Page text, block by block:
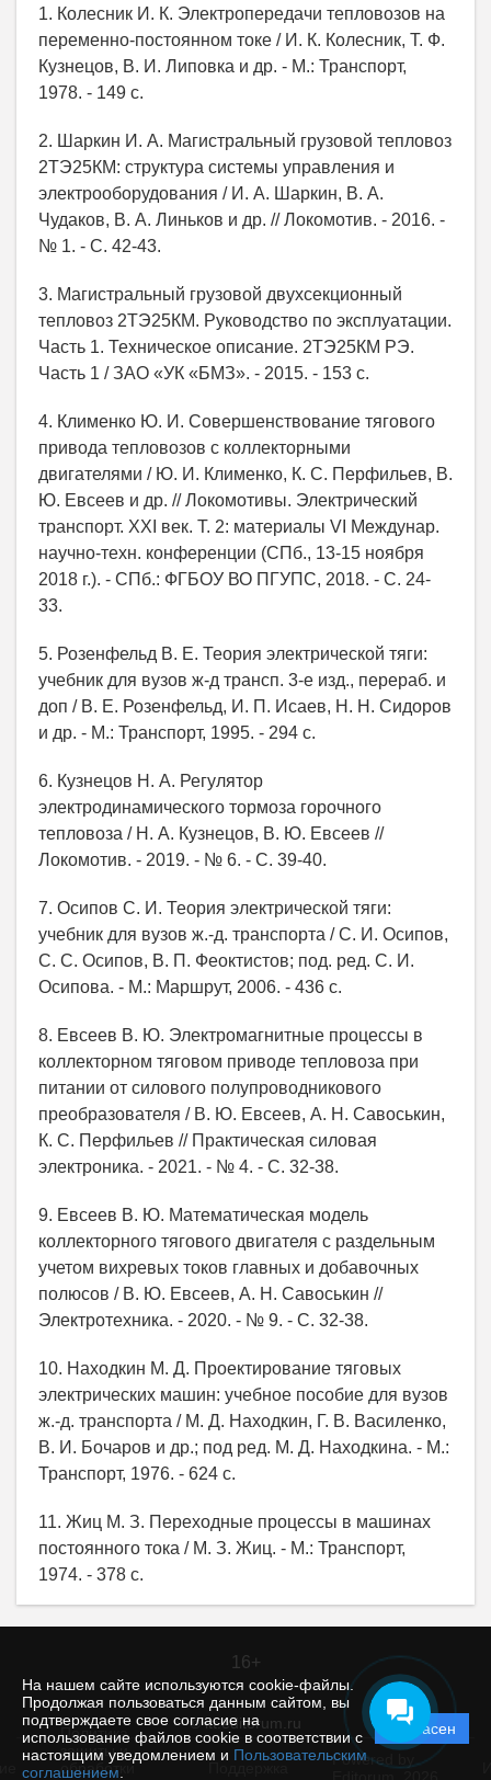
На нашем сайте используются cookie-файлы.
Продолжая пользоваться данным сайтом, вы
подтверждаете свое согласие на
использование файлов cookie в соответствии с
настоящим уведомлением и Пользовательским
соглашением
Согласен
1. Колесник И. К. Электропередачи тепловозов на
переменно-постоянном токе / И. К. Колесник, Т. Ф.
Кузнецов, В. И. Липовка и др. - М.: Транспорт,
1978. - 149 с.
2. Шаркин И. А. Магистральный грузовой тепловоз
2ТЭ25КМ: структура системы управления и
электрооборудования / И. А. Шаркин, В. А.
Чудаков, В. А. Линьков и др. // Локомотив. - 2016. -
№ 1. - С. 42-43.
3. Магистральный грузовой двухсекционный
тепловоз 2ТЭ25КМ. Руководство по эксплуатации.
Часть 1. Техническое описание. 2ТЭ25КМ РЭ.
Часть 1 / ЗАО «УК «БМЗ». - 2015. - 153 с.
4. Клименко Ю. И. Совершенствование тягового
привода тепловозов с коллекторными
двигателями / Ю. И. Клименко, К. С. Перфильев, В.
Ю. Евсеев и др. // Локомотивы. Электрический
транспорт. XXI век. Т. 2: материалы VI Междунар.
научно-техн. конференции (СПб., 13-15 ноября
2018 г.). - СПб.: ФГБОУ ВО ПГУПС, 2018. - С. 24-
33.
5. Розенфельд В. Е. Теория электрической тяги:
учебник для вузов ж-д трансп. 3-е изд., перераб. и
доп / В. Е. Розенфельд, И. П. Исаев, Н. Н. Сидоров
и др. - М.: Транспорт, 1995. - 294 с.
6. Кузнецов Н. А. Регулятор
электродинамического тормоза горочного
тепловоза / Н. А. Кузнецов, В. Ю. Евсеев //
Локомотив. - 2019. - № 6. - С. 39-40.
7. Осипов С. И. Теория электрической тяги:
учебник для вузов ж.-д. транспорта / С. И. Осипов,
С. С. Осипов, В. П. Феоктистов; под. ред. С. И.
Осипова. - М.: Маршрут, 2006. - 436 с.
8. Евсеев В. Ю. Электромагнитные процессы в
коллекторном тяговом приводе тепловоза при
питании от силового полупроводникового
преобразователя / В. Ю. Евсеев, А. Н. Савоськин,
К. С. Перфильев // Практическая силовая
электроника. - 2021. - № 4. - С. 32-38.
9. Евсеев В. Ю. Математическая модель
коллекторного тягового двигателя с раздельным
учетом вихревых токов главных и добавочных
полюсов / В. Ю. Евсеев, А. Н. Савоськин //
Электротехника. - 2020. - № 9. - С. 32-38.
10. Находкин М. Д. Проектирование тяговых
электрических машин: учебное пособие для вузов
ж.-д. транспорта / М. Д. Находкин, Г. В. Василенко,
В. И. Бочаров и др.; под ред. М. Д. Находкина. - М.:
Транспорт, 1976. - 624 с.
11. Жиц М. З. Переходные процессы в машинах
постоянного тока / М. З. Жиц. - М.: Транспорт,
1974. - 378 с.
16+
© itt.editorum.ru
Политика
защиты и
обработки
Powered by